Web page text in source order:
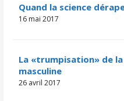
Quand la science
16 mai 2017
La «trumpisation» de la
masculine
26 avril 2017